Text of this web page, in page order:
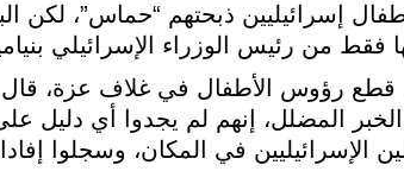
إسرائيليين ذبحتهم “حماس”، لكن
من رئيس الوزراء الإسرائيلي
قطع رؤوس الأطفال في غلاف عزة،
الخبر المضلل، إنهم لم يجدوا أي دليل
الإسرائيليين في المكان، وسجلوا